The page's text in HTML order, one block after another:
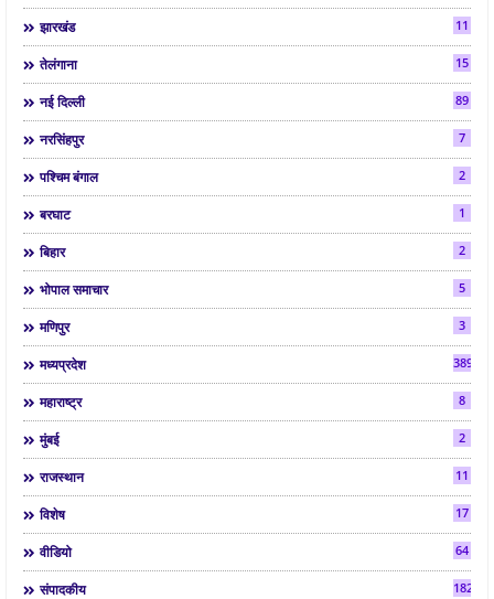
झारखंड 11
तेलंगाना 15
नई दिल्ली 89
नरसिंहपुर 7
पश्चिम बंगाल 2
बरघाट 1
बिहार 2
भोपाल समाचार 5
मणिपुर 3
मध्यप्रदेश 3892
महाराष्ट्र 8
मुंबई 2
राजस्थान 11
विशेष 17
वीडियो 64
संपादकीय 182